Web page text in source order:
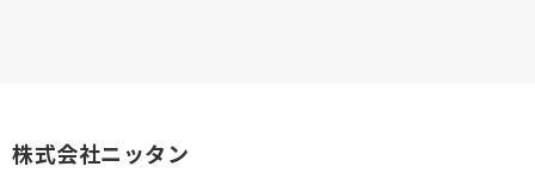
株式会社ニッタン